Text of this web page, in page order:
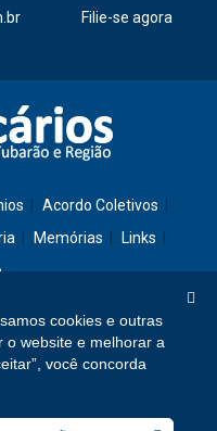
Filie-se agora
Acordo Coletivos
Memórias
Links
cookies e outras
o website e melhorar a
você concorda